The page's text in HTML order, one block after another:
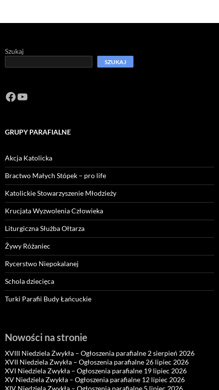
Szukaj
SZUKAJ
Facebook
https://www.youtube.com/channel/
GRUPY PARAFIALNE
Akcja Katolicka
Bractwo Małych Stópek – pro life
Katolickie Stowarzyszenie Młodzieży
Krucjata Wyzwolenia Człowieka
Liturgiczna Służba Ołtarza
Żywy Różaniec
Rycerstwo Niepokalanej
Schola dziecięca
Turki Parafii Budy Łańcuckie
Nowości na stronie
XVIII Niedziela Zwykła – Ogłoszenia parafialne 2 sierpień 2026
XVII Niedziela Zwykła – Ogłoszenia parafialne 26 lipiec 2026
XVI Niedziela Zwykła – Ogłoszenia parafialne 19 lipiec 2026
XV Niedziela Zwykła – Ogłoszenia parafialne 12 lipiec 2026